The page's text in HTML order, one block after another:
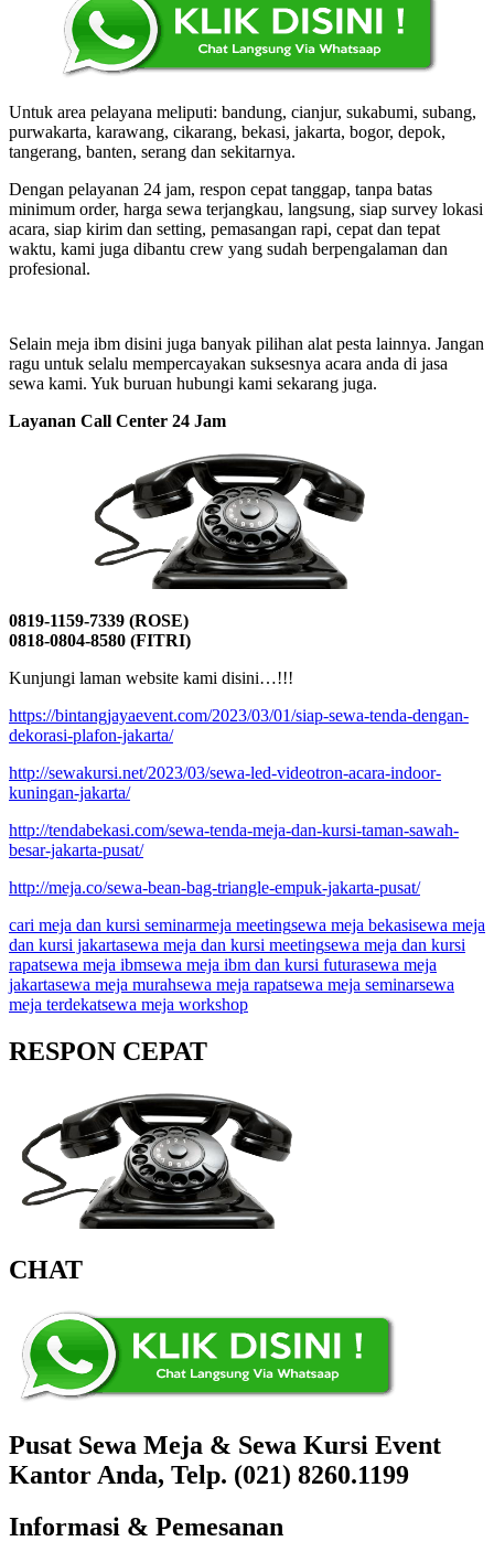
Untuk area pelayana meliputi: bandung, cianjur, sukabumi, subang,
purwakarta, karawang, cikarang, bekasi, jakarta, bogor, depok,
tangerang, banten, serang dan sekitarnya.
Dengan pelayanan 24 jam, respon cepat tanggap, tanpa batas
minimum order, harga sewa terjangkau, langsung, siap survey lokasi
acara, siap kirim dan setting, pemasangan rapi, cepat dan tepat
waktu, kami juga dibantu crew yang sudah berpengalaman dan
profesional.
Selain meja ibm disini juga banyak pilihan alat pesta lainnya. Jangan
ragu untuk selalu mempercayakan suksesnya acara anda di jasa
sewa kami. Yuk buruan hubungi kami sekarang juga.
Layanan Call Center 24 Jam
0819-1159-7339 (ROSE)
0818-0804-8580 (FITRI)
Kunjungi laman website kami disini…!!!
https://bintangjayaevent.com/2023/03/01/siap-sewa-tenda-dengan-
dekorasi-plafon-jakarta/
http://sewakursi.net/2023/03/sewa-led-videotron-acara-indoor-
kuningan-jakarta/
http://tendabekasi.com/sewa-tenda-meja-dan-kursi-taman-sawah-
besar-jakarta-pusat/
http://meja.co/sewa-bean-bag-triangle-empuk-jakarta-pusat/
cari meja dan kursi seminarmeja meetingsewa meja bekasisewa meja
dan kursi jakartasewa meja dan kursi meetingsewa meja dan kursi
rapatsewa meja ibmsewa meja ibm dan kursi futurasewa meja
jakartasewa meja murahsewa meja rapatsewa meja seminarsewa
meja terdekatsewa meja workshop
RESPON CEPAT
CHAT
Pusat Sewa Meja & Sewa Kursi Event
Kantor Anda, Telp. (021) 8260.1199
Informasi & Pemesanan